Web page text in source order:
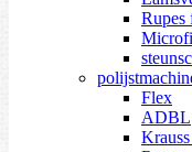
Rupes
Flex
ADBL